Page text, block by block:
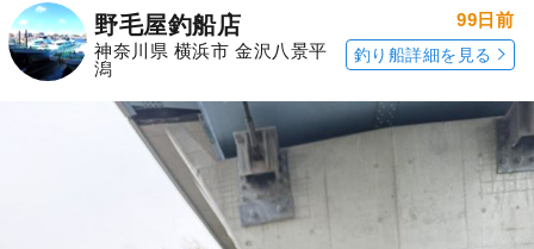
野毛屋釣船店
神奈川県 横浜市 金沢八景平
潟
99日前
釣り船詳細を見る